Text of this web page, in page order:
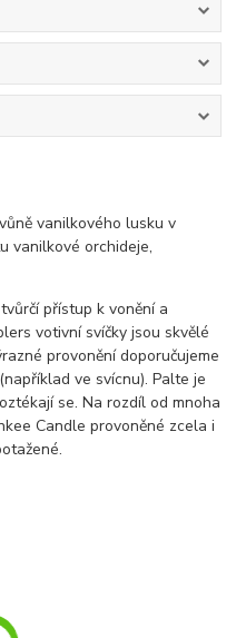
vanilkového lusku v
vanilkové orchideje,
přístup k vonění a
votivní svíčky jsou skvělé
provonění doporučujeme
ve svícnu). Palte je
se. Na rozdíl od mnoha
Candle provoněné zcela i